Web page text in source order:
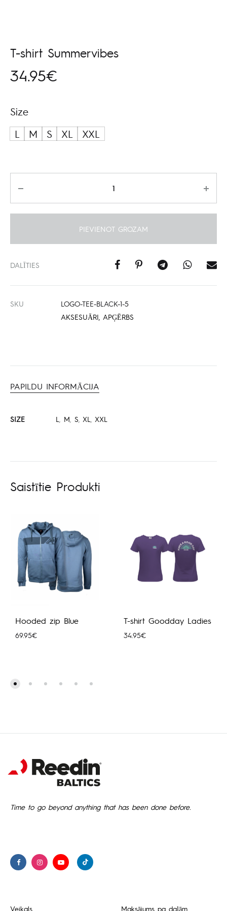
T-shirt Summervibes
34.95€
Size
L
M S XL XXL
PIEVIENOT GROZAM
DALĪTIES
SKU
LOGO-TEE-BLACK-1-5
AKSESUĀRI APĢĒRBS
PAPILDU INFORMĀCIJA
SIZE L M S XL XXL
Saistītie Produkti
Hooded zip Blue
69.95€
T-shirt Goodday Ladies
34.95€
Time to go beyond anything that has been done before.
Veikals Maksājums pa daļām